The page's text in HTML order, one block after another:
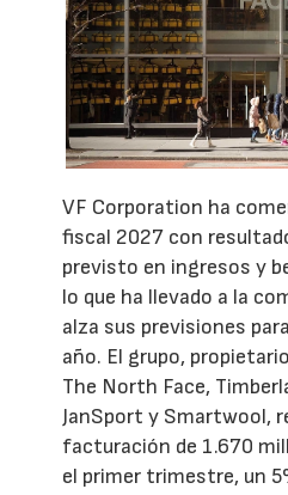
VF Corporation ha
fiscal 2027 con
previsto en ingresos y
lo que ha llevado a la
alza sus previsiones
año. El grupo,
The North Face,
JanSport y Smartwool,
facturación de 1.670
el primer trimestre, un